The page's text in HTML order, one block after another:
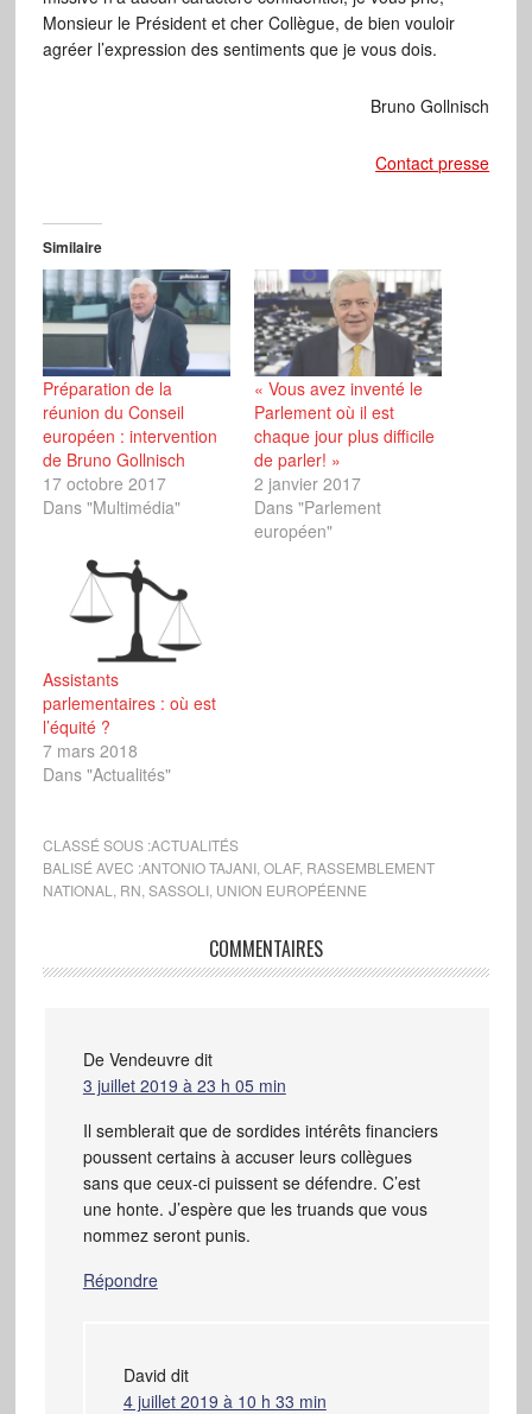
Monsieur le Président et cher Collègue, de bien vouloir
agréer l’expression des sentiments que je vous dois.
Bruno Gollnisch
Contact presse
Similaire
Préparation de la
réunion du Conseil
européen : intervention
de Bruno Gollnisch
17 octobre 2017
Dans "Multimédia"
« Vous avez inventé le
Parlement où il est
chaque jour plus difficile
de parler! »
2 janvier 2017
Dans "Parlement
européen"
Assistants
parlementaires : où est
l’équité ?
7 mars 2018
Dans "Actualités"
CLASSÉ SOUS :ACTUALITÉS
BALISÉ AVEC :ANTONIO TAJANI, OLAF, RASSEMBLEMENT
NATIONAL
RN SASSOLI, UNION EUROPÉENNE
COMMENTAIRES
De Vendeuvre dit
3 juillet 2019 à 23 h 05 min
Il semblerait que de sordides intérêts financiers
poussent certains à accuser leurs collègues
sans que ceux-ci puissent se défendre. C’est
une honte. J’espère que les truands que vous
nommez seront punis.
Répondre
David dit
4 juillet 2019 à 10 h 33 min